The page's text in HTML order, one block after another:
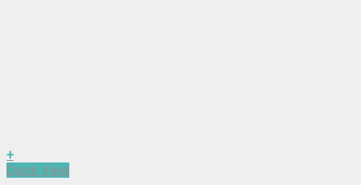
+
Quick View